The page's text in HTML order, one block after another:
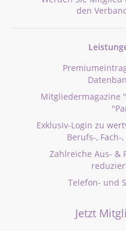
den
Mitgliedermagazine
Exklusiv-Login zu
Berufs-, Fach-
Zahlreiche Aus- &
Telefon- und
Jetzt